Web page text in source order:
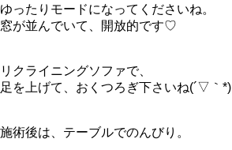
ゆったりモードになってくださいね。
窓が並んでいて、開放的です♡
リクライニングソファで、
足を上げて、おくつろぎ下さいね(´▽｀*)
施術後は、テーブルでのんびり。